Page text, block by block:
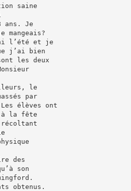
saine
ans. Je
mangeais?
l’été et je
j’ai bien
les deux
le
par
élèves ont
à la fête
des
son
obtenus.